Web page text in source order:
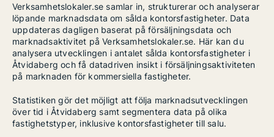
Verksamhetslokaler.se samlar in, strukturerar och analyserar
löpande marknadsdata om sålda kontorsfastigheter. Data
uppdateras dagligen baserat på försäljningsdata och
marknadsaktivitet på Verksamhetslokaler.se. Här kan du
analysera utvecklingen i antalet sålda kontorsfastigheter i
Åtvidaberg och få datadriven insikt i försäljningsaktiviteten
på marknaden för kommersiella fastigheter.
Statistiken gör det möjligt att följa marknadsutvecklingen
över tid i Åtvidaberg samt segmentera data på olika
fastighetstyper, inklusive kontorsfastigheter till salu.